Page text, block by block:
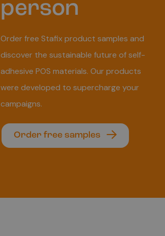
person
Order free Stafix product samples and
discover the sustainable future of self-
adhesive POS materials. Our products
were developed to supercharge your
campaigns.
Order free samples